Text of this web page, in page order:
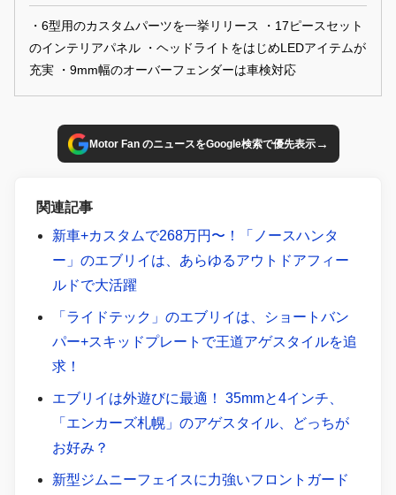
・6型用のカスタムパーツを一挙リリース ・17ピースセット
のインテリアパネル ・ヘッドライトをはじめLEDアイテムが
充実 ・9mm幅のオーバーフェンダーは車検対応
Motor Fan のニュースをGoogle検索で優先表示→
関連記事
新車+カスタムで268万円〜！「ノースハンタ
ー」のエブリイは、あらゆるアウトドアフィー
ルドで大活躍
「ライドテック」のエブリイは、ショートバン
パー+スキッドプレートで王道アゲスタイルを追
求！
エブリイは外遊びに最適！ 35mmと4インチ、
「エンカーズ札幌」のアゲスタイル、どっちが
お好み？
新型ジムニーフェイスに力強いフロントガード